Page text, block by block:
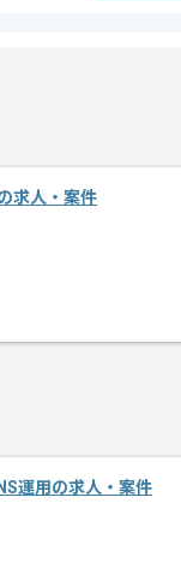
1人
2026/02/06
じて別案件のご提案
や技術を積極的に導入
求人・案件
運用の求人・案件